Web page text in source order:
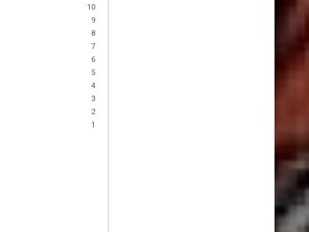
10
9
8
7
6
5
4
3
2
1